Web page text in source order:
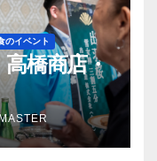
のイベント
橋商店・